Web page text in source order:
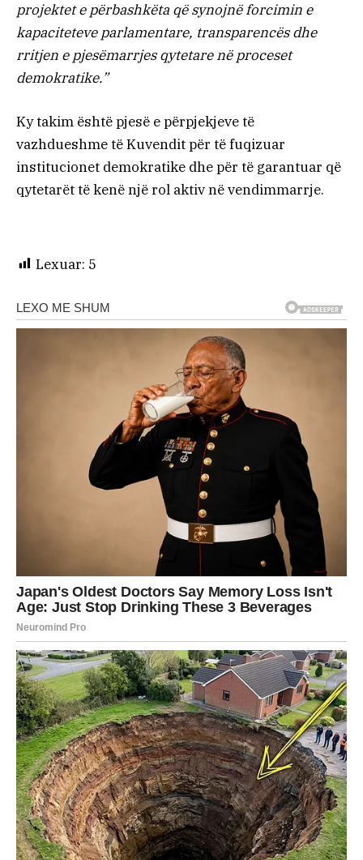
projektet e përbashkëta që synojnë forcimin e
kapaciteteve parlamentare, transparencës dhe
rritjen e pjesëmarrjes qytetare në proceset
demokratike.”
Ky takim është pjesë e përpjekjeve të
vazhdueshme të Kuvendit për të fuqizuar
institucionet demokratike dhe për të garantuar që
qytetarët të kenë një rol aktiv në vendimmarrje.
Lexuar: 5